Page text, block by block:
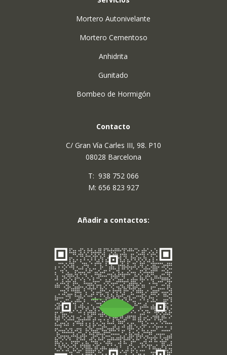
Mortero Autonivelante
Mortero Cementoso
Anhidrita
Gunitado
Bombeo de Hormigón
Contacto
C/ Gran Vía Carles III, 98. P10
08028 Barcelona
T: 938 752 066
M: 656 823 927
Añadir a contactos: